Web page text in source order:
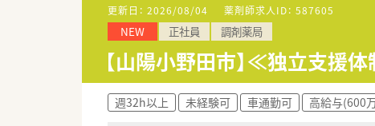
更新日： 2026/08/04 薬剤師求人ID： 587605
NEW 正社員 調剤薬局
【山陽小野田市】≪独立支援
週32h以上 未経験可 車通勤可 高給与(600